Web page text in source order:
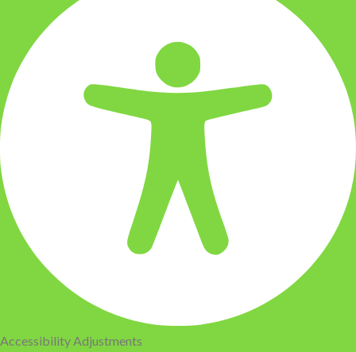
Accessibility Adjustments